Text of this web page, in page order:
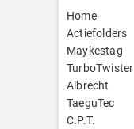
Home
Actiefolders
Maykestag
TurboTwister
Albrecht
TaeguTec
C.P.T.